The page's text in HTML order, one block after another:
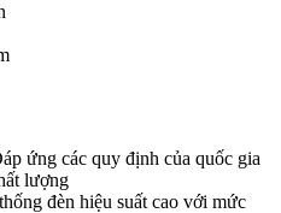
ứng các quy định của quốc gia
lượng
đèn hiệu suất cao với mức